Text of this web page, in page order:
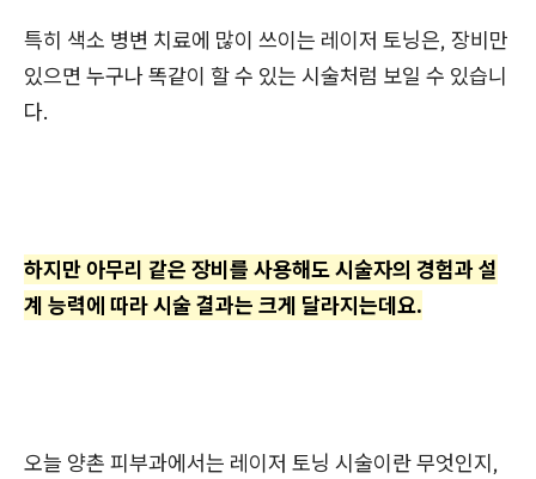
특히 색소 병변 치료에 많이 쓰이는 레이저 토닝은, 장비만
있으면 누구나 똑같이 할 수 있는 시술처럼 보일 수 있습니
다.
하지만 아무리 같은 장비를 사용해도 시술자의 경험과 설
계 능력에 따라 시술 결과는 크게 달라지는데요.
오늘 양촌 피부과에서는 레이저 토닝 시술이란 무엇인지,